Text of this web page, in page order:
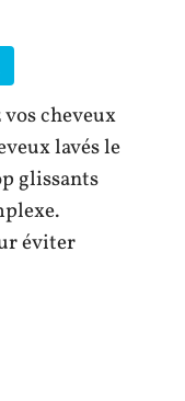
cheveux
lavés le
glissants
éviter